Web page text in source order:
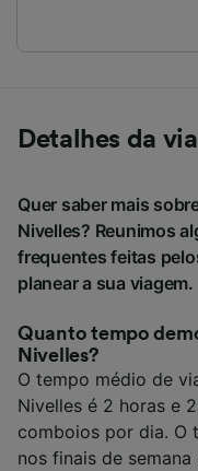
Detalhes da
Quer saber mais
Nivelles? Reunimos
frequentes feitas
planear a sua viagem.
Quanto tempo
Nivelles?
O tempo médio de
Nivelles é 2 horas e
comboios por dia. O
nos finais de